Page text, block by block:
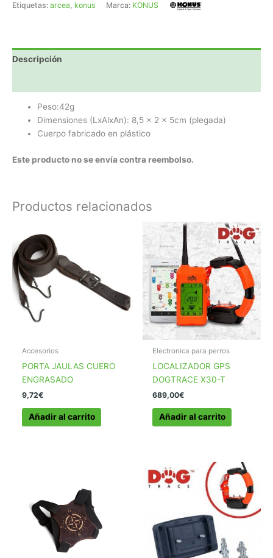
cantidad
Etiquetas: arcea, konus Marca: KONUS
Descripción
Peso:42g
Dimensiones (LxAlxAn): 8,5 x 2 x 5cm (plegada)
Cuerpo fabricado en plástico
Este producto no se envía contra reembolso.
Productos relacionados
Accesorios
PORTA JAULAS CUERO
ENGRASADO
9,72€
Añadir al carrito
Electronica para perros
LOCALIZADOR GPS
DOGTRACE X30-T
689,00€
Añadir al carrito